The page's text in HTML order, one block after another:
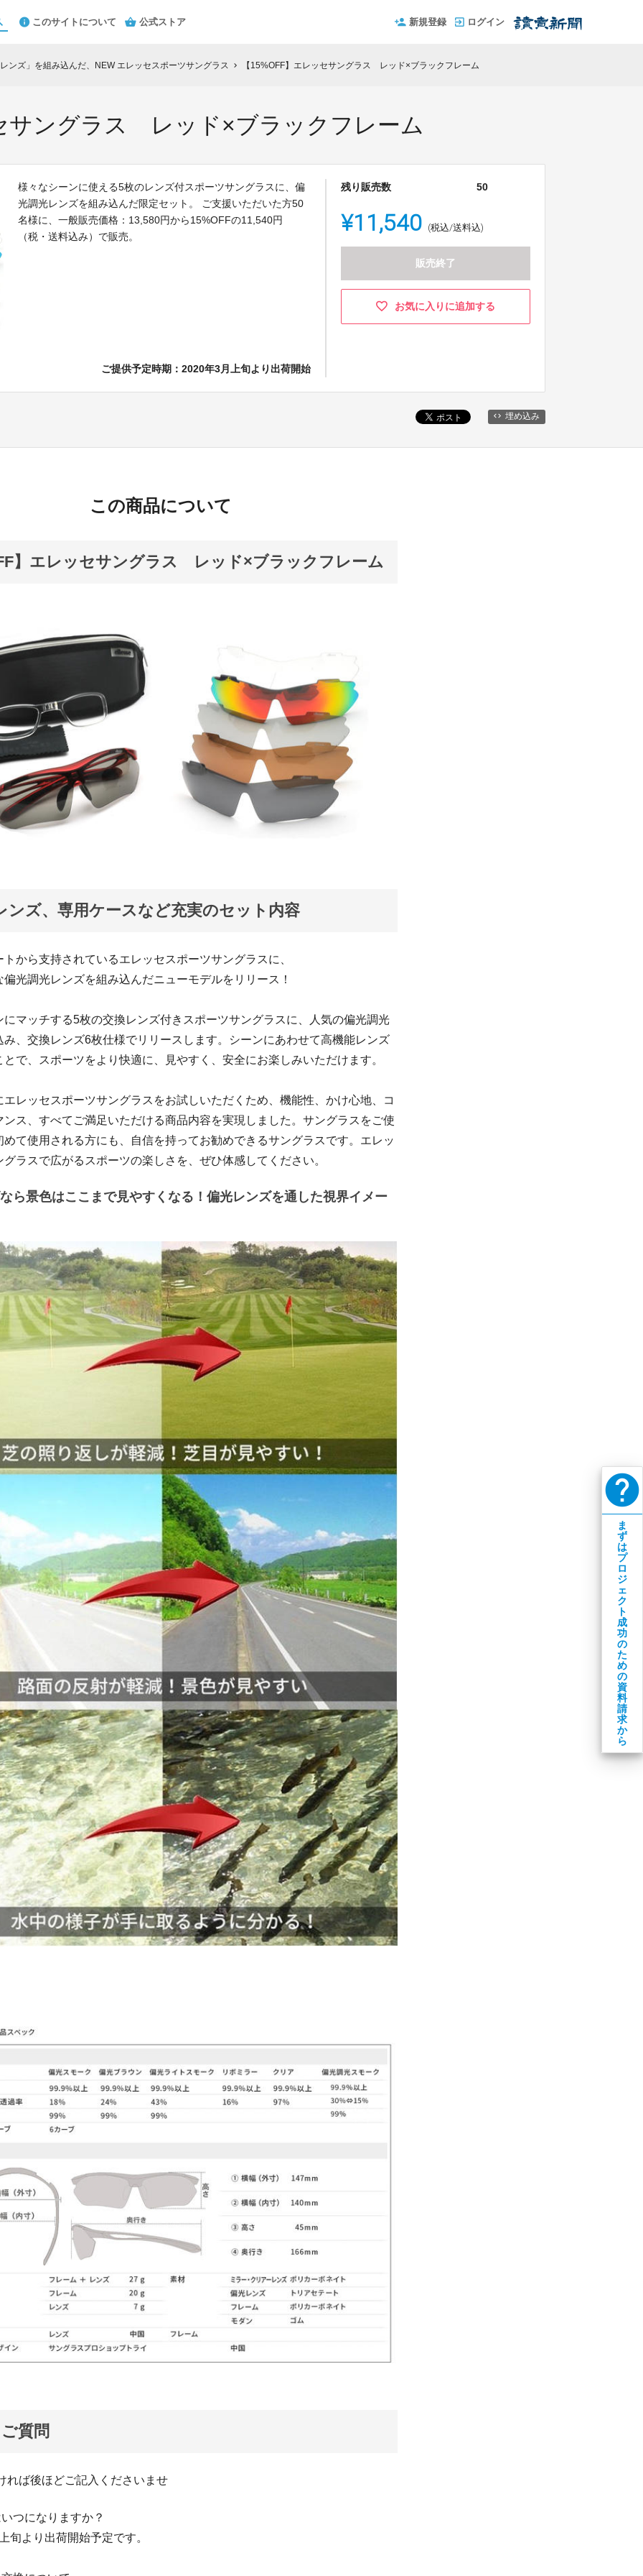
このサイトについて 公式ストア 新規登録 ログイン
ンズ」を組み込んだ、NEW エレッセスポーツサングラス chevron_right 【15%OFF】エレッセサングラス レッド×ブラックフレーム
サングラス レッド×ブラックフレーム
様々なシーンに使える5枚のレンズ付スポーツサングラスに、偏
光調光レンズを組み込んだ限定セット。 ご支援いただいた方50
名様に、一般販売価格：13,580円から15%OFFの11,540円
（税・送料込み）で販売。
ご提供予定時期：2020年3月上旬より出荷開始
残り販売数 50
¥11,540 (税込/送料込)
販売終了
お気に入りに追加する
埋め込み
この商品について
】エレッセサングラス レッド×ブラックフレーム
ンズ、専用ケースなど充実のセット内容
から支持されているエレッセスポーツサングラスに、
光調光レンズを組み込んだニューモデルをリリース！
にマッチする5枚の交換レンズ付きスポーツサングラスに、人気の偏光調光
み、交換レンズ6枚仕様でリリースします。シーンにあわせて高機能レンズ
で、スポーツをより快適に、見やすく、安全にお楽しみいただけます。
エレッセスポーツサングラスをお試しいただくため、機能性、かけ心地、コ
ンス、すべてご満足いただける商品内容を実現しました。サングラスをご使
めて使用される方にも、自信を持ってお勧めできるサングラスです。エレッ
ラスで広がるスポーツの楽しさを、ぜひ体感してください。
ら景色はここまで見やすくなる！偏光レンズを通した視界イメー
質問
れば後ほどご記入くださいませ
つになりますか？
旬より出荷開始予定です。
help
ま
ず
は
プ
ロ
ジ
ェ
ク
ト
成
功
の
た
め
の
資
料
請
求
か
ら